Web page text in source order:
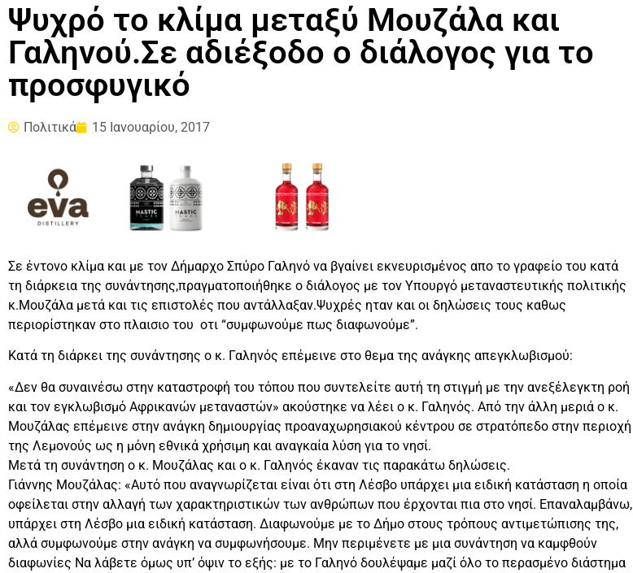
Ψυχρό το κλίμα μεταξύ Μουζάλα και
Γαληνού.Σε αδιέξοδο ο διάλογος για το
προσφυγικό
Πολιτικά 15 Ιανουαρίου, 2017
Σε έντονο κλίμα και με τον Δήμαρχο Σπύρο Γαληνό να βγαίνει εκνευρισμένος απο το γραφείο του κατά
τη διάρκεια της συνάντησης,πραγματοποιήθηκε ο διάλογος με τον Υπουργό μεταναστευτικής πολιτικής
κ.Μουζάλα μετά και τις επιστολές που αντάλλαξαν.Ψυχρές ηταν και οι δηλώσεις τους καθως
περιορίστηκαν στο πλαισιο του οτι “συμφωνούμε πως διαφωνούμε”.
Κατά τη διάρκει της συνάντησης ο κ. Γαληνός επέμεινε στο θεμα της ανάγκης απεγκλωβισμού:
«Δεν θα συναινέσω στην καταστροφή του τόπου που συντελείτε αυτή τη στιγμή με την ανεξέλεγκτη ροή
και τον εγκλωβισμό Αφρικανών μεταναστών» ακούστηκε να λέει ο κ. Γαληνός. Από την άλλη μεριά ο κ.
Μουζάλας επέμεινε στην ανάγκη δημιουργίας προαναχωρησιακού κέντρου σε στρατόπεδο στην περιοχή
της Λεμονούς ως η μόνη εθνικά χρήσιμη και αναγκαία λύση για το νησί.
Μετά τη συνάντηση ο κ. Μουζάλας και ο κ. Γαληνός έκαναν τις παρακάτω δηλώσεις.
Γιάννης Μουζάλας: «Αυτό που αναγνωρίζεται είναι ότι στη Λέσβο υπάρχει μια ειδική κατάσταση η οποία
οφείλεται στην αλλαγή των χαρακτηριστικών των ανθρώπων που έρχονται πια στο νησί. Επαναλαμβάνω,
υπάρχει στη Λέσβο μια ειδική κατάσταση. Διαφωνούμε με το Δήμο στους τρόπους αντιμετώπισης της,
αλλά συμφωνούμε στην ανάγκη να συμφωνήσουμε. Μην περιμένετε με μια συνάντηση να καμφθούν
διαφωνίες Να λάβετε όμως υπ’ όψιν το εξής: με το Γαληνό δουλέψαμε μαζί όλο το περασμένο διάστημα